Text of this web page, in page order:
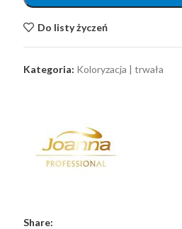
Do listy życzeń
Kategoria: Koloryzacja | trwała
Share: